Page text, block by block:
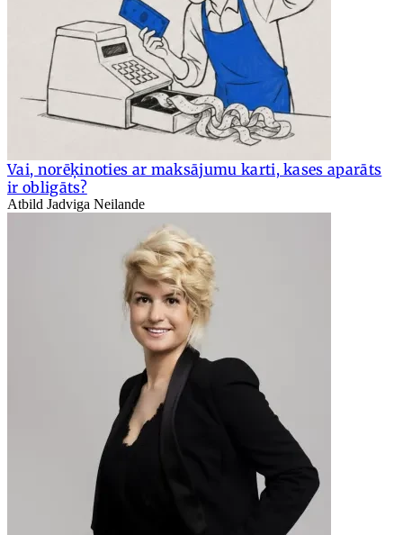
Vai, norēķinoties ar maksājumu karti, kases aparāts
ir obligāts?
Atbild Jadviga Neilande